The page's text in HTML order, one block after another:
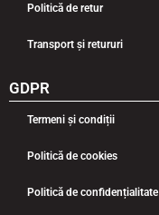
Politică de retur
Transport și retururi
GDPR
Termeni și condiții
Politică de cookies
Politică de confidențialitate